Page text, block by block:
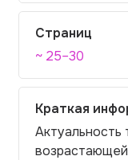
Страниц
~ 25–30
Краткая